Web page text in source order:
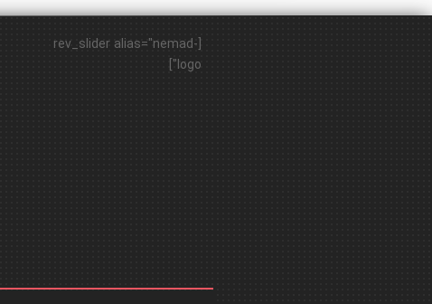
[rev_slider alias="nemad-
logo"]